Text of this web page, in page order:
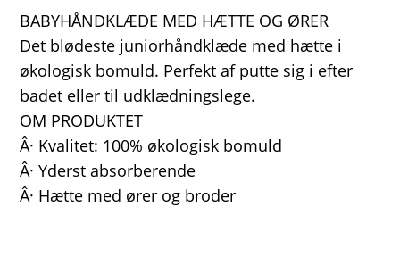
BABYHÅNDKLÆDE MED HÆTTE OG ØRER
Det blødeste juniorhåndklæde med hætte i
økologisk bomuld. Perfekt af putte sig i efter
badet eller til udklædningslege.
OM PRODUKTET
Â· Kvalitet: 100% økologisk bomuld
Â· Yderst absorberende
Â· Hætte med ører og broder